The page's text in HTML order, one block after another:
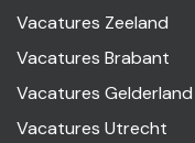
Vacatures Zeeland
Vacatures Brabant
Vacatures Gelderland
Vacatures Utrecht